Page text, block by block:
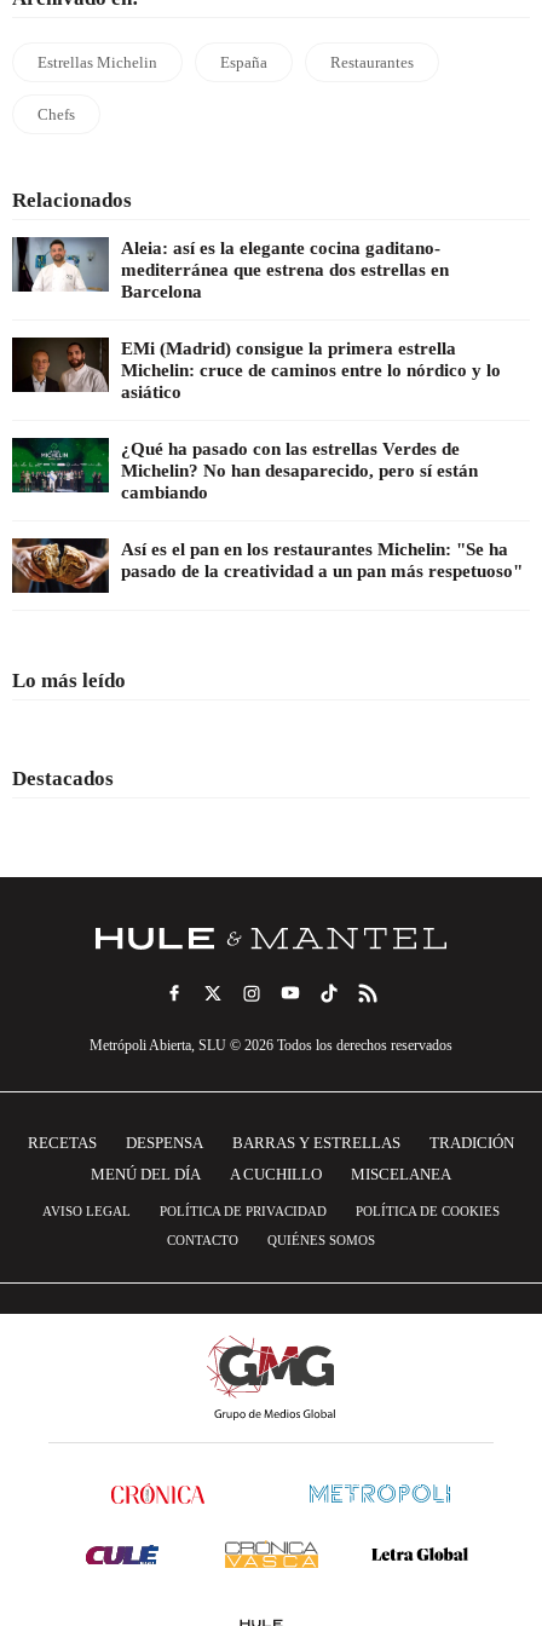
Estrellas Michelin España Restaurantes
Chefs
Relacionados
Aleia: así es la elegante cocina gaditano-
mediterránea que estrena dos estrellas en
Barcelona
EMi (Madrid) consigue la primera estrella
Michelin: cruce de caminos entre lo nórdico y lo
asiático
¿Qué ha pasado con las estrellas Verdes de
Michelin? No han desaparecido, pero sí están
cambiando
Así es el pan en los restaurantes Michelin: "Se ha
pasado de la creatividad a un pan más respetuoso"
Lo más leído
Destacados
Metrópoli Abierta, SLU © 2026 Todos los derechos reservados
RECETAS DESPENSA BARRAS Y ESTRELLAS
TRADICIÓN
MENÚ DEL DÍA
A CUCHILLO MISCELANEA
AVISO LEGAL POLÍTICA DE PRIVACIDAD
POLÍTICA DE COOKIES
CONTACTO
QUIÉNES SOMOS